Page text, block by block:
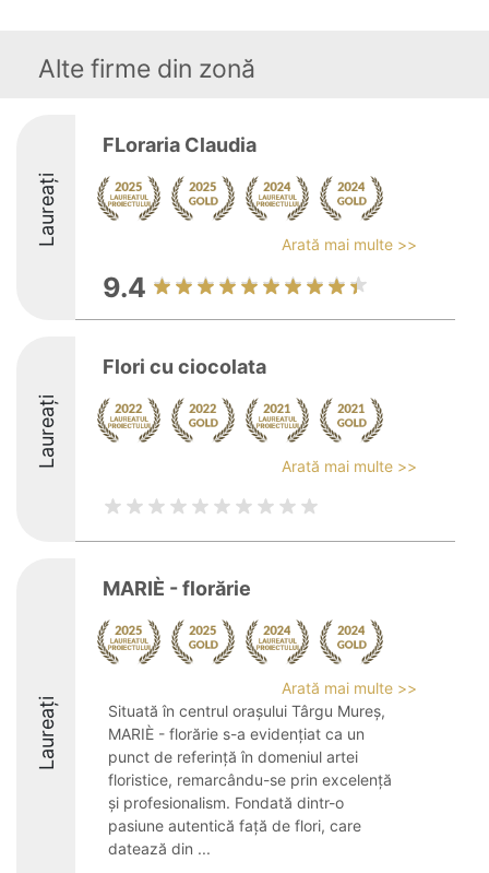
Alte firme din zonă
Laureați
FLoraria Claudia
Arată mai multe >>
9.4
Laureați
Flori cu ciocolata
Arată mai multe >>
Laureați
MARIÈ - florărie
Arată mai multe >>
Situată în centrul orașului Târgu Mureș,
MARIÈ - florărie s-a evidențiat ca un
punct de referință în domeniul artei
floristice, remarcându-se prin excelență
și profesionalism. Fondată dintr-o
pasiune autentică față de flori, care
datează din ...